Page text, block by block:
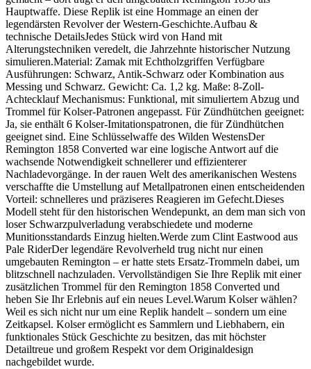
Hauptwaffe. Diese Replik ist eine Hommage an einen der
legendärsten Revolver der Western-Geschichte.Aufbau &
technische DetailsJedes Stück wird von Hand mit
Alterungstechniken veredelt, die Jahrzehnte historischer Nutzung
simulieren.Material: Zamak mit Echtholzgriffen Verfügbare
Ausführungen: Schwarz, Antik-Schwarz oder Kombination aus
Messing und Schwarz. Gewicht: Ca. 1,2 kg. Maße: 8-Zoll-
Achtecklauf Mechanismus: Funktional, mit simuliertem Abzug und
Trommel für Kolser-Patronen angepasst. Für Zündhütchen geeignet:
Ja, sie enthält 6 Kolser-Imitationspatronen, die für Zündhütchen
geeignet sind. Eine Schlüsselwaffe des Wilden WestensDer
Remington 1858 Converted war eine logische Antwort auf die
wachsende Notwendigkeit schnellerer und effizienterer
Nachladevorgänge. In der rauen Welt des amerikanischen Westens
verschaffte die Umstellung auf Metallpatronen einen entscheidenden
Vorteil: schnelleres und präziseres Reagieren im Gefecht.Dieses
Modell steht für den historischen Wendepunkt, an dem man sich von
loser Schwarzpulverladung verabschiedete und moderne
Munitionsstandards Einzug hielten.Werde zum Clint Eastwood aus
Pale RiderDer legendäre Revolverheld trug nicht nur einen
umgebauten Remington – er hatte stets Ersatz-Trommeln dabei, um
blitzschnell nachzuladen. Vervollständigen Sie Ihre Replik mit einer
zusätzlichen Trommel für den Remington 1858 Converted und
heben Sie Ihr Erlebnis auf ein neues Level.Warum Kolser wählen?
Weil es sich nicht nur um eine Replik handelt – sondern um eine
Zeitkapsel. Kolser ermöglicht es Sammlern und Liebhabern, ein
funktionales Stück Geschichte zu besitzen, das mit höchster
Detailtreue und großem Respekt vor dem Originaldesign
nachgebildet wurde.